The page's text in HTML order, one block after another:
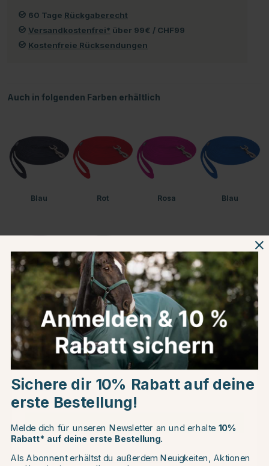
60 Tage Rückgaberecht
Versandkostenfrei* über 99€ / CHF99
Kostenfreie Rücksendungen
Auch in folgenden Farben erhältlich
Blau Rot Rosa Blau
Lila Schwarz
Produktinformationen
Über die Marke
Andere Produkte, die Ihnen gefallen könnten
Choose country
EU
Continue to equinest.de
Sichere dir 10% Rabatt auf deine
erste Bestellung!
Melde dich für unseren Newsletter an und erhalte 10%
Rabatt* auf deine erste Bestellung.
Als Abonnent erhältst du außerdem Neuigkeiten, Aktionen